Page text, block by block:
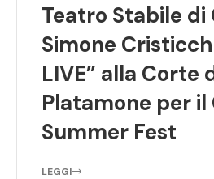
Teatro Stabile di
Simone
LIVE” alla Corte
Platamone per il
Summer Fest
LEGGI